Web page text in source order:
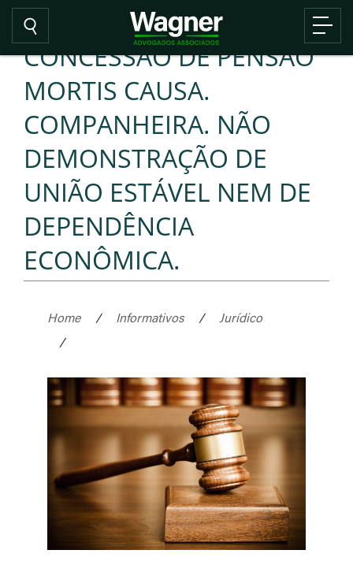
CONCESSÃO DE PENSÃO
MORTIS CAUSA.
COMPANHEIRA. NÃO
DEMONSTRAÇÃO DE
UNIÃO ESTÁVEL NEM DE
DEPENDÊNCIA
ECONÔMICA.
Home / Informativos /
Jurídico
/